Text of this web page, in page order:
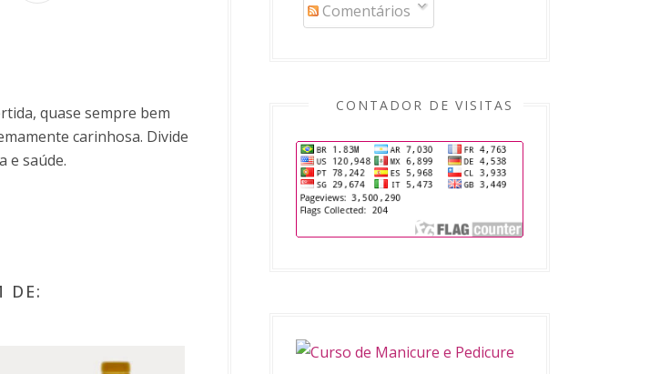
quase sempre bem
carinhosa. Divide
e saúde.
DE:
Comentários
CONTADOR DE VISITAS